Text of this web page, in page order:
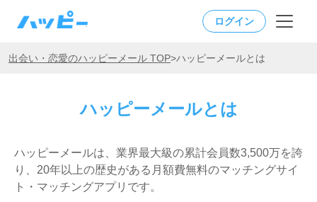
ログイン
出会い・恋愛のハッピーメール TOP>ハッピーメールとは
ハッピーメールとは
ハッピーメールは、業界最大級の累計会員数3,500万を誇
り、20年以上の歴史がある月額費無料のマッチングサイ
ト・マッチングアプリです。